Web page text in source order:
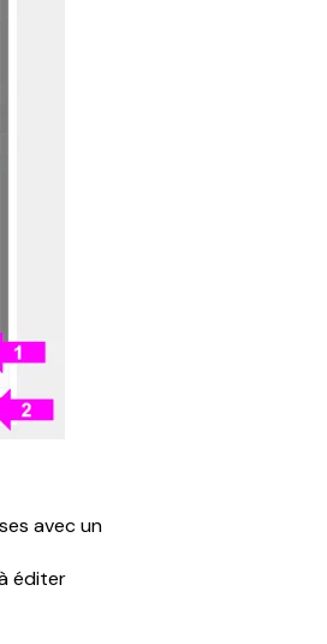
avec un
éditer